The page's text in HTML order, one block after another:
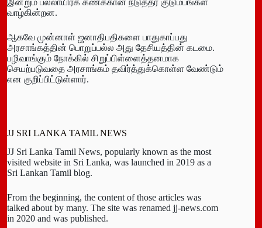
வாழ்கின்றன.
ஆகவே முன்னாள் ஜனாதிபதிகளை பாதுகாப்பது
அரசாங்கத்தின் பொறுப்பல்ல அது தேசியத்தின் கடமை.
பழிவாங்கும் நோக்கில் சிறுப்பிள்ளைத்தனமாக
செயற்படுவதை அரசாங்கம் தவிர்த்துக்கொள்ள வேண்டும்
என குறிப்பிட்டுள்ளார்.
JJ SRI LANKA TAMIL NEWS
JJ Sri Lanka Tamil News, popularly known as the most
visited website in Sri Lanka, was launched in 2019 as a
Sri Lankan Tamil blog.
From the beginning, the content of those articles was
talked about by many. The site was renamed jj-news.com
in 2020 and was published.